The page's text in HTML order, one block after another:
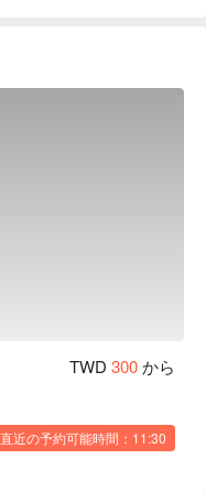
うちの一部は、レスト
。何かと忙しい現代社
TWD 300から
直近の予約可能時間：11:30